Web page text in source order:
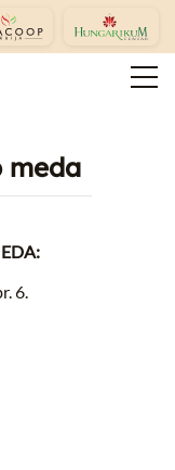
meda
6.